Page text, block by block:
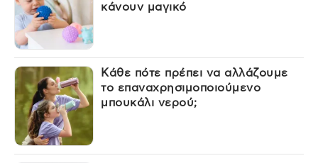
κάνουν μαγικό
Κάθε πότε πρέπει να αλλάζουμε
το επαναχρησιμοποιούμενο
μπουκάλι νερού;